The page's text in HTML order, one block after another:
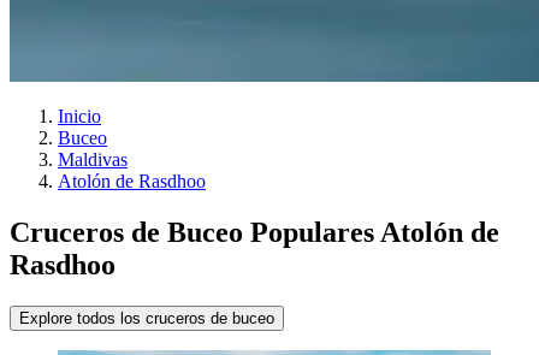
Inicio
Buceo
Maldivas
Atolón de Rasdhoo
Cruceros de Buceo Populares Atolón de
Rasdhoo
Explore todos los cruceros de buceo